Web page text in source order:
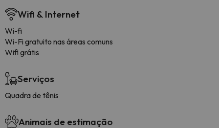
Wifi & Internet
Wi-fi
Wi-Fi gratuito nas áreas comuns
Wifi grátis
Serviços
Quadra de tênis
Animais de estimação